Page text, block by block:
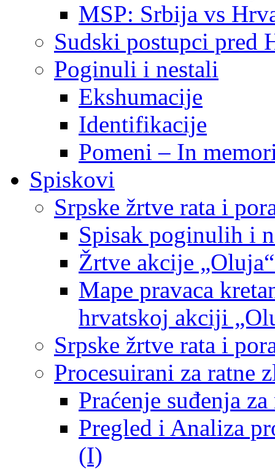
MSP: Srbija vs
Sudski postupci pred
Poginuli i nestali
Ekshumacije
Identifikacije
Pomeni – In
Spiskovi
Srpske žrtve rata i
Spisak poginulih i
Žrtve akcije
Mape pravaca
hrvatskoj akciji
Srpske žrtve rata i
Procesuirani za ratne
Praćenje suđenja
Pregled i Analiza
(I)